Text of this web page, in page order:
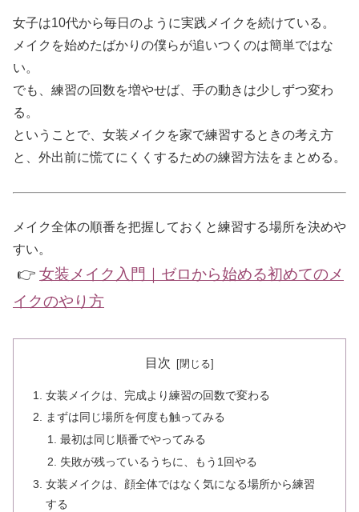
女子は10代から毎日のように実践メイクを続けている。
メイクを始めたばかりの僕らが追いつくのは簡単ではな
い。
でも、練習の回数を増やせば、手の動きは少しずつ変わ
る。
ということで、女装メイクを家で練習するときの考え方
と、外出前に慌てにくくするための練習方法をまとめる。
メイク全体の順番を把握しておくと練習する場所を決めや
すい。
👉 女装メイク入門｜ゼロから始める初めてのメ
イクのやり方
目次
女装メイクは、完成より練習の回数で変わる
まずは同じ場所を何度も触ってみる
最初は同じ順番でやってみる
失敗が残っているうちに、もう1回やる
女装メイクは、顔全体ではなく気になる場所から練習
する